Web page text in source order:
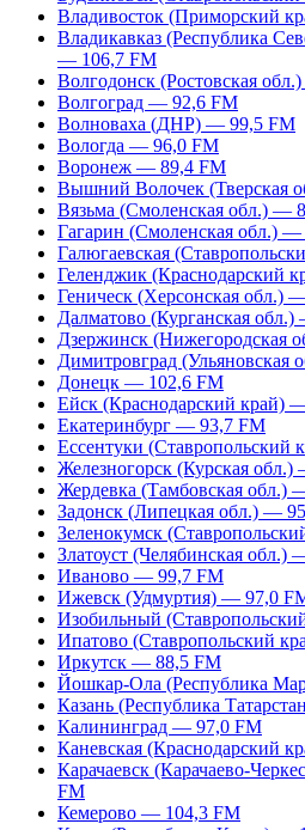
Владивосток (Приморский
Владикавказ (Республика
— 106,7 FM
Волгодонск (Ростовская
Волгоград — 92,6 FM
Волноваха (ДНР) — 99,5 FM
Вологда — 96,0 FM
Воронеж — 89,4 FM
Вышний Волочек (Тверская
Вязьма (Смоленская обл.) —
Гагарин (Смоленская обл.)
Галюгаевская
Геленджик (Краснодарский
Геническ (Херсонская обл.)
Далматово (Курганская
Дзержинск (Нижегородская
Димитровград (Ульяновская
Донецк — 102,6 FM
Ейск (Краснодарский край)
Екатеринбург — 93,7 FM
Ессентуки (Ставропольский
Железногорск (Курская
Жердевка (Тамбовская обл.)
Задонск (Липецкая обл.) —
Зеленокумск
Златоуст (Челябинская обл.)
Иваново — 99,7 FM
Ижевск (Удмуртия) — 97,0
Изобильный
Ипатово (Ставропольский
Иркутск — 88,5 FM
Йошкар-Ола (Республика
Казань (Республика
Калининград — 97,0 FM
Каневская (Краснодарский
Карачаевск (Карачаево-
FM
Кемерово — 104,3 FM